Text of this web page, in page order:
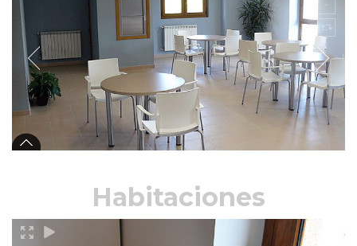
Habitaciones